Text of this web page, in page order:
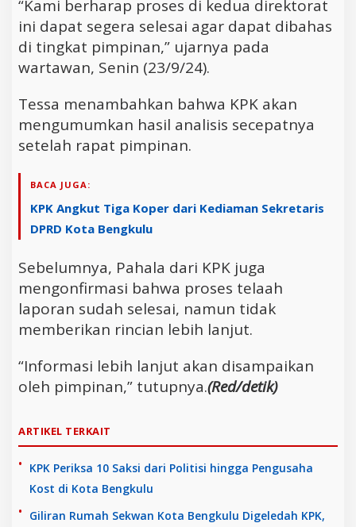
“Kami berharap proses di kedua direktorat
ini dapat segera selesai agar dapat dibahas
di tingkat pimpinan,” ujarnya pada
wartawan, Senin (23/9/24).
Tessa menambahkan bahwa KPK akan
mengumumkan hasil analisis secepatnya
setelah rapat pimpinan.
BACA JUGA:
KPK Angkut Tiga Koper dari Kediaman Sekretaris
DPRD Kota Bengkulu
Sebelumnya, Pahala dari KPK juga
mengonfirmasi bahwa proses telaah
laporan sudah selesai, namun tidak
memberikan rincian lebih lanjut.
“Informasi lebih lanjut akan disampaikan
oleh pimpinan,” tutupnya.(Red/detik)
ARTIKEL TERKAIT
KPK Periksa 10 Saksi dari Politisi hingga Pengusaha
Kost di Kota Bengkulu
Giliran Rumah Sekwan Kota Bengkulu Digeledah KPK,